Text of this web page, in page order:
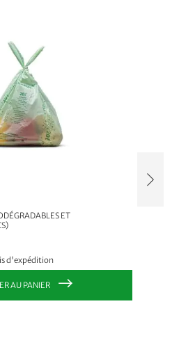
d'expédition
ET
AU PANIER